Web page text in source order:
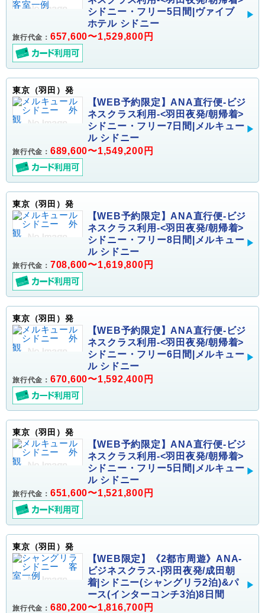
シドニー・フリー5日間|ヴァイブ
ホテル シドニー
旅行代金： 657,600〜1,529,800円
東京（羽田）発
【WEB予約限定】ANA直行便-ビジ
ネスクラス利用-<羽田夜発/朝帰着>
シドニー・フリー7日間|メルキュー
ル シドニー
旅行代金： 689,600〜1,549,200円
東京（羽田）発
【WEB予約限定】ANA直行便-ビジ
ネスクラス利用-<羽田夜発/朝帰着>
シドニー・フリー8日間|メルキュー
ル シドニー
旅行代金： 708,600〜1,619,800円
東京（羽田）発
【WEB予約限定】ANA直行便-ビジ
ネスクラス利用-<羽田夜発/朝帰着>
シドニー・フリー6日間|メルキュー
ル シドニー
旅行代金： 670,600〜1,592,400円
東京（羽田）発
【WEB予約限定】ANA直行便-ビジ
ネスクラス利用-<羽田夜発/朝帰着>
シドニー・フリー5日間|メルキュー
ル シドニー
旅行代金： 651,600〜1,521,800円
東京（羽田）発
【WEB限定】《2都市周遊》ANA-
ビジネスクラス-|羽田夜発/成田朝
着|シドニー(シャングリラ2泊)&パ
ース(インターコンチ3泊)8日間
旅行代金： 680,200〜1,816,700円